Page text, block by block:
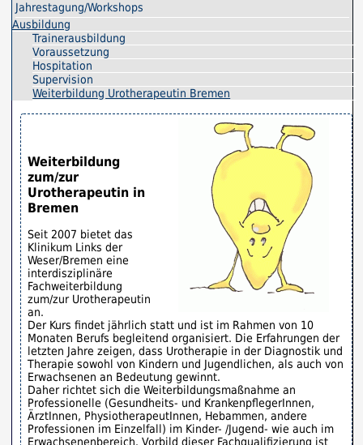
Jahres­tagung/Workshops
Ausbildung
Trainerausbildung
Voraussetzung
Hospitation
Supervision
Weiterbildung Urotherapeutin Bremen
Weiterbildung
zum/zur
Urotherapeutin in
Bremen
Seit 2007 bietet das
Klinikum Links der
Weser/Bremen eine
interdisziplinäre
Fachweiterbildung
zum/zur Urotherapeutin
an.
Der Kurs findet jährlich statt und ist im Rahmen von 10
Monaten Berufs begleitend organisiert. Die Erfahrungen der
letzten Jahre zeigen, dass Urotherapie in der Diagnostik und
Therapie sowohl von Kindern und Jugendlichen, als auch von
Erwachsenen an Bedeutung gewinnt.
Daher richtet sich die Weiterbildungsmaßnahme an
Professionelle (Gesundheits- und KrankenpflegerInnen,
ÄrztInnen, PhysiotherapeutInnen, Hebammen, andere
Professionen im Einzelfall) im Kinder- /Jugend- wie auch im
Erwachsenenbereich. Vorbild dieser Fachqualifizierung ist